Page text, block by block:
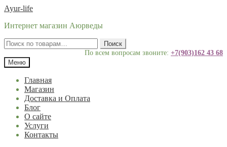
Перейти
навигации
Перейти
содержимому
Ayur-life
Интернет магазин Аюрведы
Искать:
Поиск
По всем вопросам звоните: +7(903)162 43 68
Меню
Главная
Магазин
Доставка и Оплата
Блог
О сайте
Услуги
Контакты